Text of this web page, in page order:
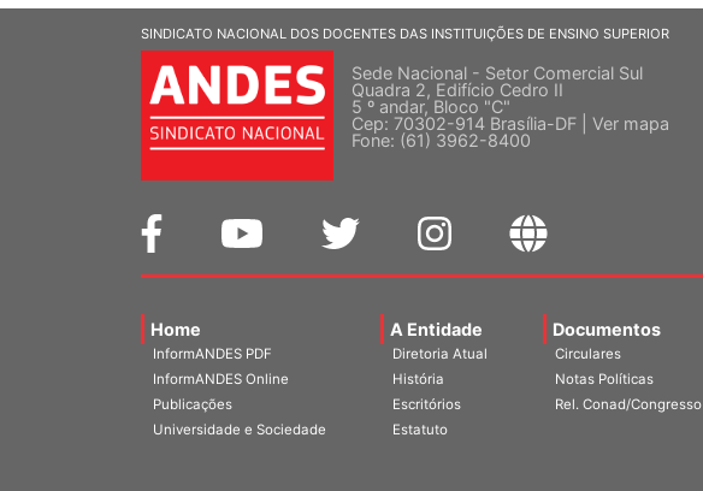
SINDICATO NACIONAL DOS DOCENTES DAS INSTITUIÇÕES DE ENSINO SUPERIOR
Sede Nacional - Setor Comercial Sul
Quadra 2, Edifício Cedro II
5 º andar, Bloco "C"
Cep: 70302-914 Brasília-DF | Ver mapa
Fone: (61) 3962-8400
Home
InformANDES PDF
InformANDES Online
Publicações
Universidade e Sociedade
A Entidade
Diretoria Atual
História
Escritórios
Estatuto
Documentos
Circulares
Notas Políticas
Rel. Conad/Congresso